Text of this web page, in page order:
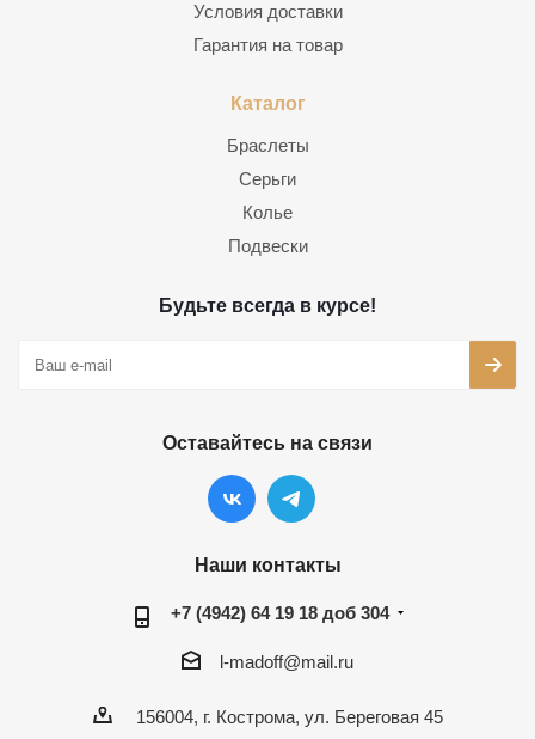
Условия доставки
Гарантия на товар
Каталог
Браслеты
Серьги
Колье
Подвески
Будьте всегда в курсе!
Оставайтесь на связи
Наши контакты
+7 (4942) 64 19 18 доб 304
l-madoff@mail.ru
156004, г. Кострома, ул. Береговая 45